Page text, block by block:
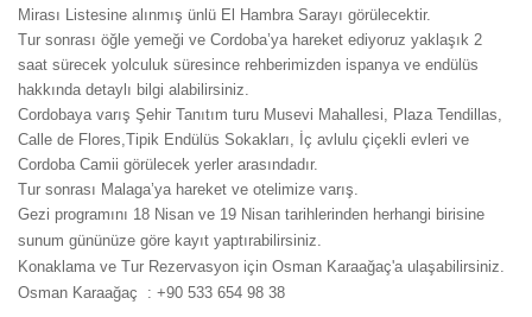
Mirası Listesine alınmış ünlü El Hambra Sarayı görülecektir.
Tur sonrası öğle yemeği ve Cordoba’ya hareket ediyoruz yaklaşık 2
saat sürecek yolculuk süresince rehberimizden ispanya ve endülüs
hakkında detaylı bilgi alabilirsiniz.
Cordobaya varış Şehir Tanıtım turu Musevi Mahallesi, Plaza Tendillas,
Calle de Flores,Tipik Endülüs Sokakları, İç avlulu çiçekli evleri ve
Cordoba Camii görülecek yerler arasındadır.
Tur sonrası Malaga’ya hareket ve otelimize varış.
Gezi programını 18 Nisan ve 19 Nisan tarihlerinden herhangi birisine
sunum gününüze göre kayıt yaptırabilirsiniz.
Konaklama ve Tur Rezervasyon için Osman Karaağaç'a ulaşabilirsiniz.
Osman Karaağaç : +90 533 654 98 38